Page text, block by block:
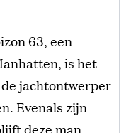
63, een
is het
jachtontwerper
Evenals zijn
deze man,